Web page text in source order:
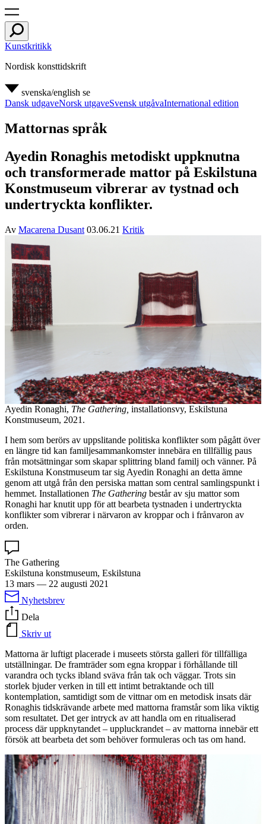
Kunstkritikk
Nordisk konsttidskrift
svenska/english se
Dansk udgaveNorsk utgaveSvensk utgåvaInternational edition
Mattornas språk
Ayedin Ronaghis metodiskt uppknutna
och transformerade mattor på Eskilstuna
Konstmuseum vibrerar av tystnad och
undertryckta konflikter.
Av Macarena Dusant 03.06.21 Kritik
Ayedin Ronaghi, The Gathering, installationsvy, Eskilstuna
Konstmuseum, 2021.
I hem som berörs av uppslitande politiska konflikter som pågått över
en längre tid kan familjesammankomster innebära en tillfällig paus
från motsättningar som skapar splittring bland familj och vänner. På
Eskilstuna Konstmuseum tar sig Ayedin Ronaghi an detta ämne
genom att utgå från den persiska mattan som central samlingspunkt i
hemmet. Installationen The Gathering består av sju mattor som
Ronaghi har knutit upp för att bearbeta tystnaden i undertryckta
konflikter som vibrerar i närvaron av kroppar och i frånvaron av
orden.
The Gathering
Eskilstuna konstmuseum, Eskilstuna
13 mars — 22 augusti 2021
Nyhetsbrev
Dela
Skriv ut
Mattorna är luftigt placerade i museets största galleri för tillfälliga
utställningar. De framträder som egna kroppar i förhållande till
varandra och tycks ibland sväva från tak och väggar. Trots sin
storlek bjuder verken in till ett intimt betraktande och till
kontemplation, samtidigt som de vittnar om en metodisk insats där
Ronaghis tidskrävande arbete med mattorna framstår som lika viktig
som resultatet. Det ger intryck av att handla om en ritualiserad
process där uppknytandet – uppluckrandet – av mattorna innebär ett
försök att bearbeta det som behöver formuleras och tas om hand.